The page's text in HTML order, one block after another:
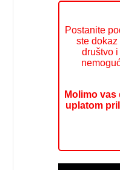
Postanite
ste
društvo
Molimo
uplatom